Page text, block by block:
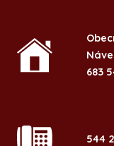
683
544